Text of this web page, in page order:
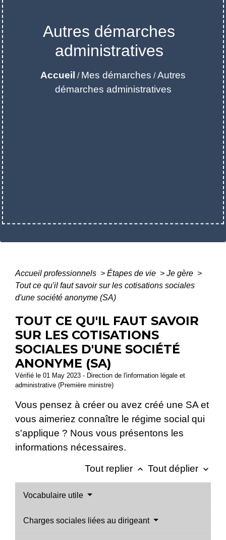
Autres démarches
administratives
Accueil / Mes démarches /Autres
démarches administratives
Accueil professionnels > Étapes de vie > Je gère >
Tout ce qu'il faut savoir sur les cotisations sociales
d'une société anonyme (SA)
TOUT CE QU'IL FAUT SAVOIR
SUR LES COTISATIONS
SOCIALES D'UNE SOCIÉTÉ
ANONYME (SA)
Vérifié le 01 May 2023 - Direction de l'information légale et
administrative (Première ministre)
Vous pensez à créer ou avez créé une SA et
vous aimeriez connaître le régime social qui
s'applique ? Nous vous présentons les
informations nécessaires.
Tout replier keyboard_arrow_up Tout déplier keyboard_arrow_down
Vocabulaire utile
Charges sociales liées au dirigeant